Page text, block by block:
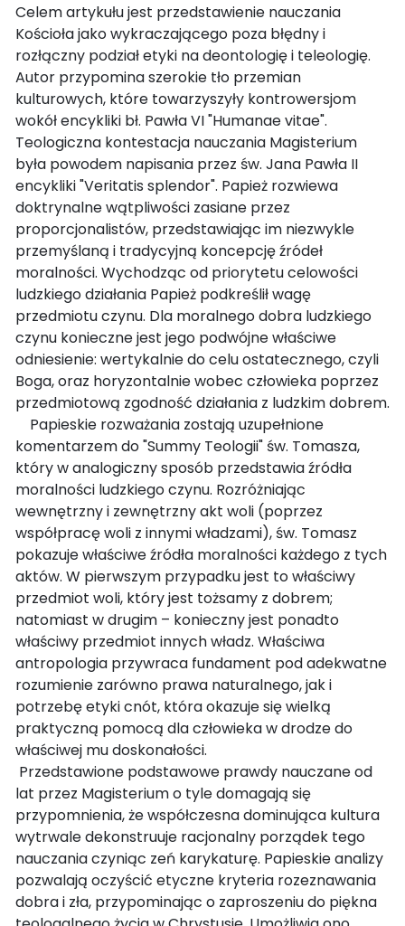
Celem artykułu jest przedstawienie nauczania
Kościoła jako wykraczającego poza błędny i
rozłączny podział etyki na deontologię i teleologię.
Autor przypomina szerokie tło przemian
kulturowych, które towarzyszyły kontrowersjom
wokół encykliki bł. Pawła VI "Humanae vitae".
Teologiczna kontestacja nauczania Magisterium
była powodem napisania przez św. Jana Pawła II
encykliki "Veritatis splendor". Papież rozwiewa
doktrynalne wątpliwości zasiane przez
proporcjonalistów, przedstawiając im niezwykle
przemyślaną i tradycyjną koncepcję źródeł
moralności. Wychodząc od priorytetu celowości
ludzkiego działania Papież podkreślił wagę
przedmiotu czynu. Dla moralnego dobra ludzkiego
czynu konieczne jest jego podwójne właściwe
odniesienie: wertykalnie do celu ostatecznego, czyli
Boga, oraz horyzontalnie wobec człowieka poprzez
przedmiotową zgodność działania z ludzkim dobrem.
Papieskie rozważania zostają uzupełnione
komentarzem do "Summy Teologii" św. Tomasza,
który w analogiczny sposób przedstawia źródła
moralności ludzkiego czynu. Rozróżniając
wewnętrzny i zewnętrzny akt woli (poprzez
współpracę woli z innymi władzami), św. Tomasz
pokazuje właściwe źródła moralności każdego z tych
aktów. W pierwszym przypadku jest to właściwy
przedmiot woli, który jest tożsamy z dobrem;
natomiast w drugim – konieczny jest ponadto
właściwy przedmiot innych władz. Właściwa
antropologia przywraca fundament pod adekwatne
rozumienie zarówno prawa naturalnego, jak i
potrzebę etyki cnót, która okazuje się wielką
praktyczną pomocą dla człowieka w drodze do
właściwej mu doskonałości.
Przedstawione podstawowe prawdy nauczane od
lat przez Magisterium o tyle domagają się
przypomnienia, że współczesna dominująca kultura
wytrwale dekonstruuje racjonalny porządek tego
nauczania czyniąc zeń karykaturę. Papieskie analizy
pozwalają oczyścić etyczne kryteria rozeznawania
dobra i zła, przypominając o zaproszeniu do piękna